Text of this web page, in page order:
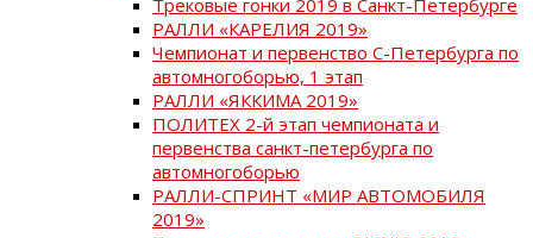
РАЛЛИ «КАРЕЛИЯ 2019»
Чемпионат и первенство С-Петербурга по
автомногоборью, 1 этап
РАЛЛИ «ЯККИМА 2019»
ПОЛИТЕХ 2-й этап чемпионата и
первенства санкт-петербурга по
автомногоборью
РАЛЛИ-СПРИНТ «МИР АВТОМОБИЛЯ
2019»